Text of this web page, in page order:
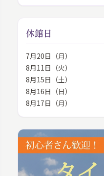
休館日
7月20日（月）
8月11日（火）
8月15日（土）
8月16日（日）
8月17日（月）